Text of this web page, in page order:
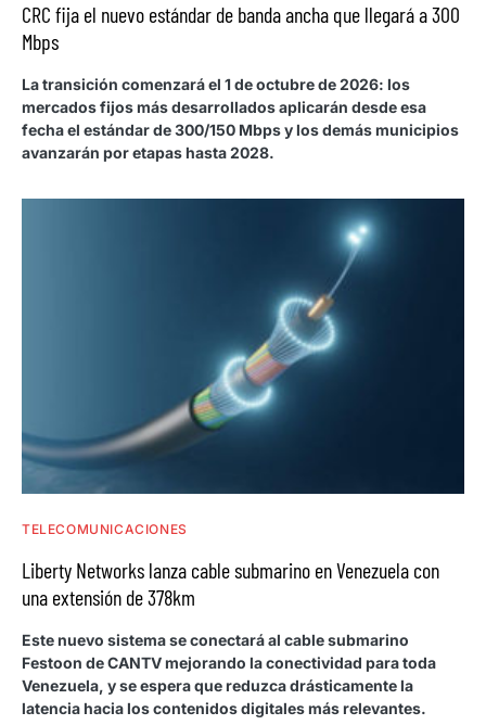
CRC fija el nuevo estándar de banda ancha que llegará a 300
Mbps
La transición comenzará el 1 de octubre de 2026: los
mercados fijos más desarrollados aplicarán desde esa
fecha el estándar de 300/150 Mbps y los demás municipios
avanzarán por etapas hasta 2028.
TELECOMUNICACIONES
Liberty Networks lanza cable submarino en Venezuela con
una extensión de 378km
Este nuevo sistema se conectará al cable submarino
Festoon de CANTV mejorando la conectividad para toda
Venezuela, y se espera que reduzca drásticamente la
latencia hacia los contenidos digitales más relevantes.